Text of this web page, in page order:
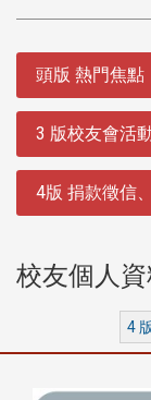
頭版 熱門焦點
3 版校友會活
4版 捐款徵信
校友個人
4